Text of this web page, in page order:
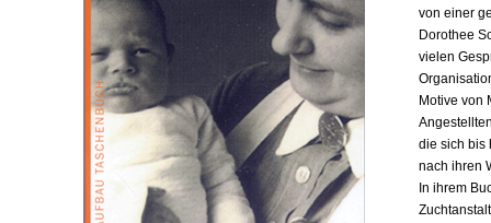
von einer
Dorothee
vielen
Motive von
die sich bis
nach ihren
In ihrem